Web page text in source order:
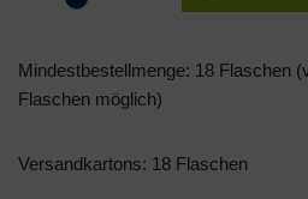
Mindestbestellmenge: 18 Flaschen
Flaschen möglich)
Versandkartons: 18 Flaschen